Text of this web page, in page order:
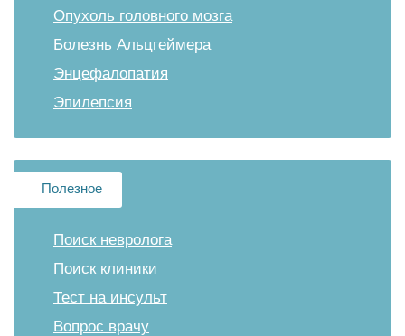
Опухоль головного мозга
Болезнь Альцгеймера
Энцефалопатия
Эпилепсия
Полезное
Поиск невролога
Поиск клиники
Тест на инсульт
Вопрос врачу